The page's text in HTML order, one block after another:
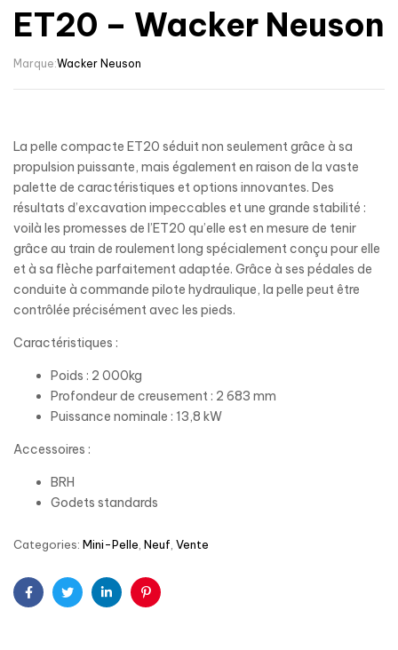
ET20 – Wacker Neuson
Marque:Wacker Neuson
La pelle compacte ET20 séduit non seulement grâce à sa
propulsion puissante, mais également en raison de la vaste
palette de caractéristiques et options innovantes. Des
résultats d’excavation impeccables et une grande stabilité :
voilà les promesses de l’ET20 qu’elle est en mesure de tenir
grâce au train de roulement long spécialement conçu pour elle
et à sa flèche parfaitement adaptée. Grâce à ses pédales de
conduite à commande pilote hydraulique, la pelle peut être
contrôlée précisément avec les pieds.
Caractéristiques :
Poids : 2 000kg
Profondeur de creusement : 2 683 mm
Puissance nominale : 13,8 kW
Accessoires :
BRH
Godets standards
Categories: Mini-Pelle Neuf Vente
FacebookTwitterLinkedinPinterest